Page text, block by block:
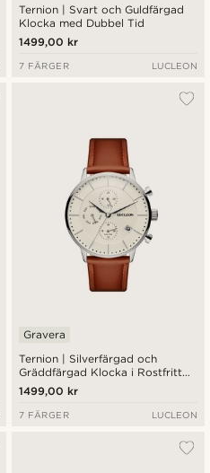
Ternion | Svart och Guldfärgad
Klocka med Dubbel Tid
1499,00 kr
7 FÄRGER LUCLEON
Ternion | Silverfärgad och
Gräddfärgad Klocka i Rostfritt
Stål med Dubbel Tid
Gravera
1499,00 kr
7 FÄRGER LUCLEON